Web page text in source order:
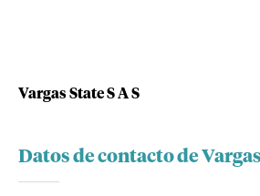
Vargas State S A S
Datos de contacto de Vargas